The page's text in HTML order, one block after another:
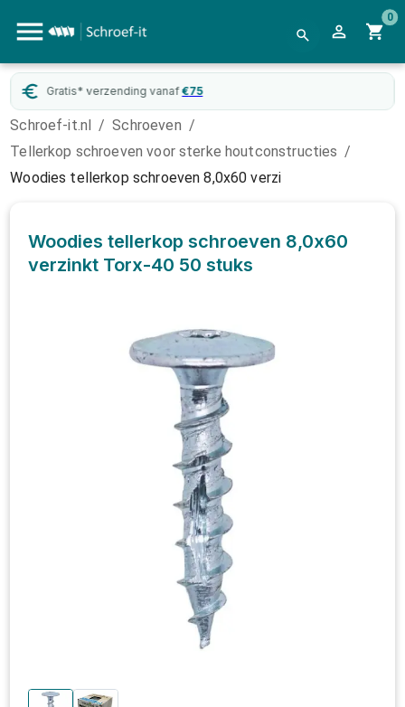
0
Gratis* verzending vanaf €75
Schroef-it.nl / Schroeven /
Tellerkop schroeven voor sterke houtconstructies /
Woodies tellerkop schroeven 8,0x60 verzi
Woodies tellerkop schroeven 8,0x60
verzinkt Torx-40 50 stuks